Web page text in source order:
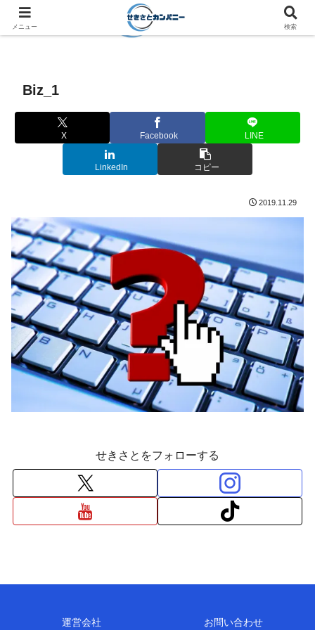
Biz_1
X Facebook LINE
LinkedIn コピー
2019.11.29
せきさとをフォローする
運営会社 お問い合わせ
メニュー 検索